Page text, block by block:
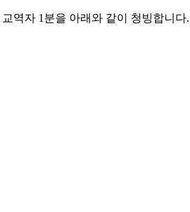
교역자 1 분을 아래와 같이 청빙합니다.